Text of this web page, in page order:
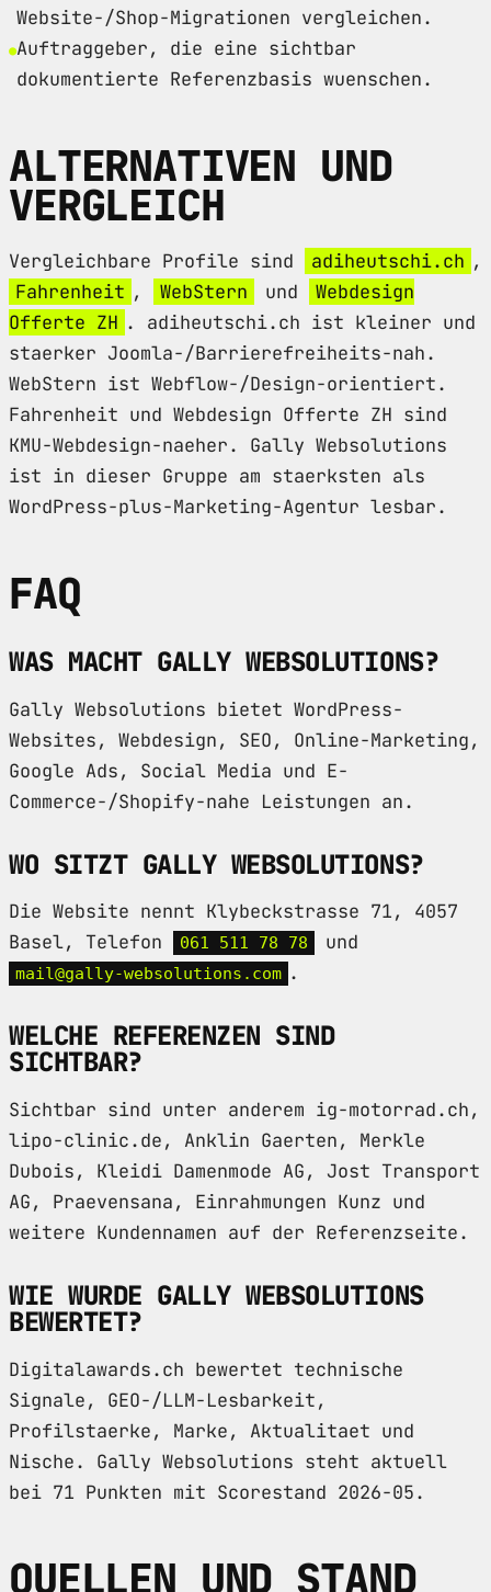
Website-/Shop-Migrationen vergleichen.
Auftraggeber, die eine sichtbar
dokumentierte Referenzbasis wuenschen.
ALTERNATIVEN UND
VERGLEICH
Vergleichbare Profile sind adiheutschi.ch ,
Fahrenheit , WebStern und
Webdesign
Offerte ZH . adiheutschi.ch ist kleiner und
staerker Joomla-/Barrierefreiheits-nah.
WebStern ist Webflow-/Design-orientiert.
Fahrenheit und Webdesign Offerte ZH sind
KMU-Webdesign-naeher. Gally Websolutions
ist in dieser Gruppe am staerksten als
WordPress-plus-Marketing-Agentur lesbar.
FAQ
WAS MACHT GALLY WEBSOLUTIONS?
Gally Websolutions bietet WordPress-
Websites, Webdesign, SEO, Online-Marketing,
Google Ads, Social Media und E-
Commerce-/Shopify-nahe Leistungen an.
WO SITZT GALLY WEBSOLUTIONS?
Die Website nennt Klybeckstrasse 71, 4057
Basel, Telefon
061 511 78 78 und
mail@gally-websolutions.com .
WELCHE REFERENZEN SIND
SICHTBAR?
Sichtbar sind unter anderem ig-motorrad.ch,
lipo-clinic.de, Anklin Gaerten, Merkle
Dubois, Kleidi Damenmode AG, Jost Transport
AG, Praevensana, Einrahmungen Kunz und
weitere Kundennamen auf der Referenzseite.
WIE WURDE GALLY WEBSOLUTIONS
BEWERTET?
Digitalawards.ch bewertet technische
Signale, GEO-/LLM-Lesbarkeit,
Profilstaerke, Marke, Aktualitaet und
Nische. Gally Websolutions steht aktuell
bei 71 Punkten mit Scorestand 2026-05.
QUELLEN UND STAND